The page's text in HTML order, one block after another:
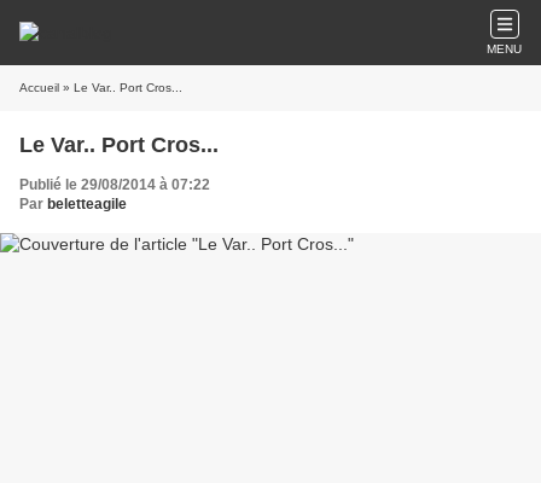
MENU
Accueil » Le Var.. Port Cros...
Le Var.. Port Cros...
Publié le 29/08/2014 à 07:22
Par beletteagile